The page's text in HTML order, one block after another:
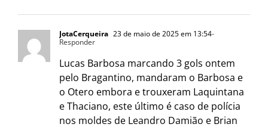
JotaCerqueira 23 de maio de 2025 em 13:54-
Responder
Lucas Barbosa marcando 3 gols ontem
pelo Bragantino, mandaram o Barbosa e
o Otero embora e trouxeram Laquintana
e Thaciano, este último é caso de polícia
nos moldes de Leandro Damião e Brian